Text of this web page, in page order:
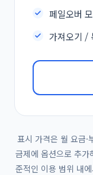
페일오버
가져오기 /
표시 가격은 월 요금·
금제에 옵션으로 추
준적인 이용 범위 내